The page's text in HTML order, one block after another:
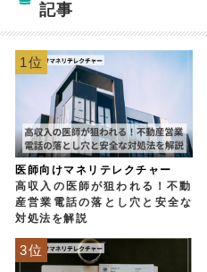
記事
医師向けマネリテレクチャー
高収入の医師が狙われる！不動
産営業電話の落とし穴と安全な
対処法を解説
1位
3位